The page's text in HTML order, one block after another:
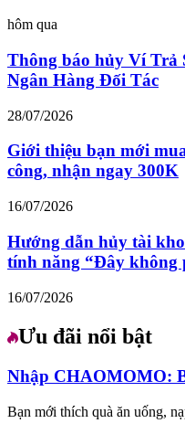
hôm qua
Thông báo hủy Ví Trả
Ngân Hàng Đối Tác
28/07/2026
Giới thiệu bạn mới
công, nhận ngay 300K
16/07/2026
Hướng dẫn hủy tài
tính năng “Đây không
16/07/2026
Ưu đãi nổi bật
Nhập CHAOMOMO:
Bạn mới thích quà ăn uống,